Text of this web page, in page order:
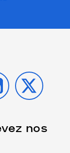
X
nos